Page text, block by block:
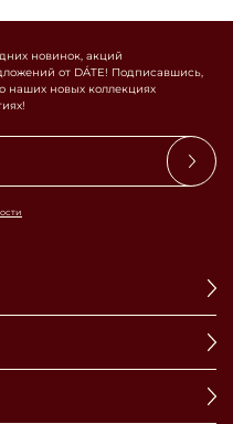
новинок, акций
от DÁTE! Подписавшись,
наших новых коллекциях